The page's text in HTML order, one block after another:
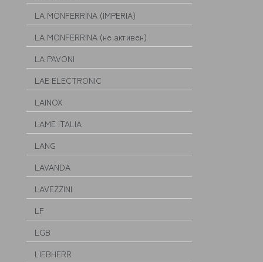
LA MONFERRINA (IMPERIA)
LA MONFERRINA (не активен)
LA PAVONI
LAE ELECTRONIC
LAINOX
LAME ITALIA
LANG
LAVANDA
LAVEZZINI
LF
LGB
LIEBHERR